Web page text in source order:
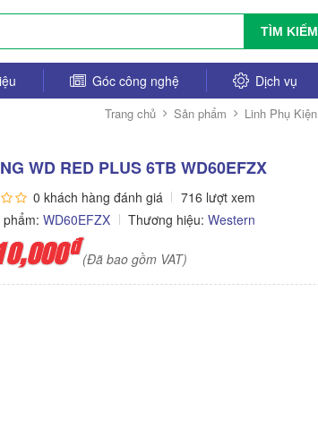
TÌM KIẾM
Góc công nghệ Dịch vụ
Trang chủ Sản phẩm Linh Phụ Kiện
WD RED PLUS 6TB WD60EFZX
0 khách hàng đánh giá
716 lượt xem
WD60EFZX Thương hiệu: Western
đ (Đã bao gồm VAT)